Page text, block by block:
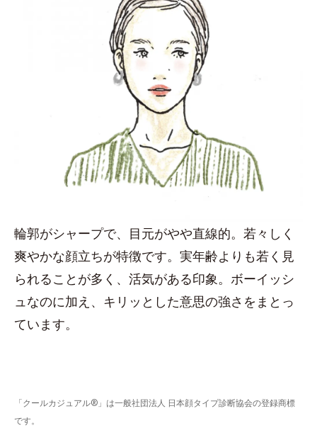
輪郭がシャープで、目元がやや直線的。若々しく
爽やかな顔立ちが特徴です。実年齢よりも若く見
られることが多く、活気がある印象。ボーイッシ
ュなのに加え、キリッとした意思の強さをまとっ
ています。
「クールカジュアル®」は一般社団法人 日本顔タイプ診断協会の登録商標
です。